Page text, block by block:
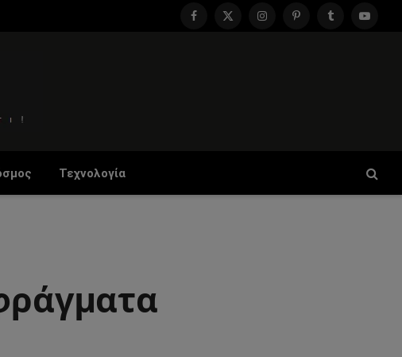
Facebook
X
InstagramPinterestTumblr
Τεχνολογία